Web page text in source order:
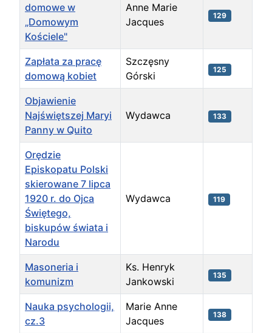
domowe w
„Domowym
Kościele"
Anne Marie
Jacques
129
Zapłata za pracę
domową kobiet
Szczęsny
Górski
125
Objawienie
Najświętszej Maryi
Panny w Quito
Wydawca 133
Orędzie
Episkopatu Polski
skierowane 7 lipca
1920 r. do Ojca
Świętego,
biskupów świata i
Narodu
Wydawca 119
Masoneria i
komunizm
Ks. Henryk
Jankowski
135
Nauka psychologii,
cz.3
Marie Anne
Jacques
138